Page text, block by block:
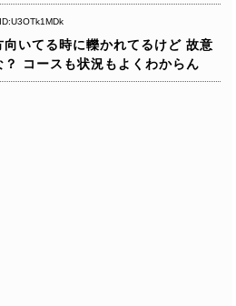
ID:U3OTk1MDk
いてる時に轢かれてるけど 故意
コースも状況もよくわからん